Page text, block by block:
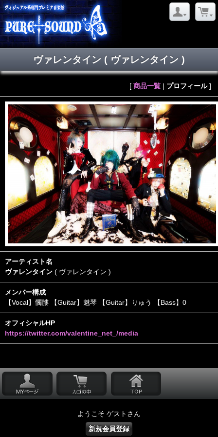
ヴァレンタイン ( ヴァレンタイン )
[ 商品一覧 | プロフィール]
アーティスト名
ヴァレンタイン ( ヴァレンタイン )
メンバー構成
【Vocal】髑髏 【Guitar】魅琴 【Guitar】りゅう 【Bass】0
オフィシャルHP
https://twitter.com/valentine_net_/media
ようこそ ゲストさん
新規会員登録